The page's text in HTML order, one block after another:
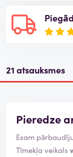
21 atsauksmes
Pieredze
Esam
Tīmekļa veikals